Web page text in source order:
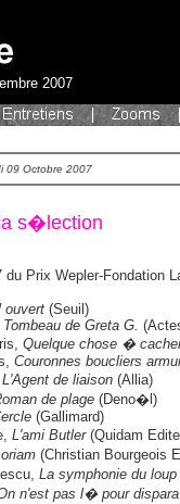
2007
09 Octobre 2007
s�lection
Prix Wepler-Fondation
ouvert (Seuil)
Tombeau de Greta G.
Quelque chose �
Couronnes boucliers
L'Agent de liaison (Allia)
de plage (Deno�l)
(Gallimard)
L'ami Butler(Quidam
(Christian Bourgeois
La symphonie du loup
n'est pas l� pour